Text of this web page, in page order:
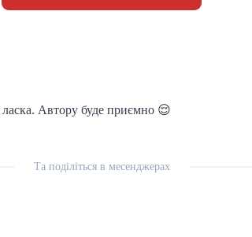
ласка. Автору буде приємно 😌
Та поділіться в месенджерах